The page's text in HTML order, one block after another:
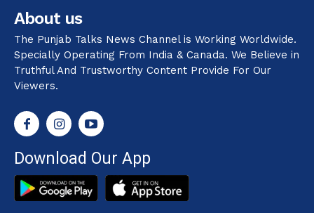
About us
The Punjab Talks News Channel is Working Worldwide.
Specially Operating From India & Canada. We Believe in
Truthful And Trustworthy Content Provide For Our
Viewers.
Download Our App